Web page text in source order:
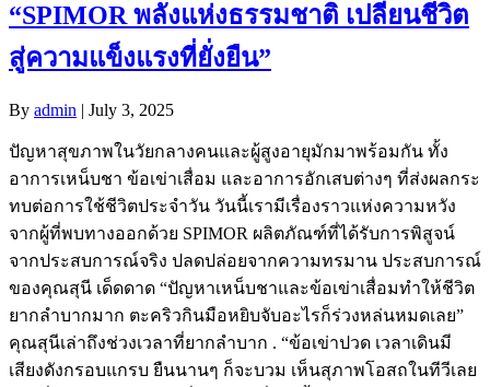
“SPIMOR พลังแห่งธรรมชาติ เปลี่ยนชีวิต
สู่ความแข็งแรงที่ยั่งยืน”
By admin | July 3, 2025
ปัญหาสุขภาพในวัยกลางคนและผู้สูงอายุมักมาพร้อมกัน ทั้ง
อาการเหน็บชา ข้อเข่าเสื่อม และอาการอักเสบต่างๆ ที่ส่งผลกระ
ทบต่อการใช้ชีวิตประจำวัน วันนี้เรามีเรื่องราวแห่งความหวัง
จากผู้ที่พบทางออกด้วย SPIMOR ผลิตภัณฑ์ที่ได้รับการพิสูจน์
จากประสบการณ์จริง ปลดปล่อยจากความทรมาน ประสบการณ์
ของคุณสุนี เด็ดดาด “ปัญหาเหน็บชาและข้อเข่าเสื่อมทำให้ชีวิต
ยากลำบากมาก ตะคริวกินมือหยิบจับอะไรก็ร่วงหล่นหมดเลย”
คุณสุนีเล่าถึงช่วงเวลาที่ยากลำบาก . “ข้อเข่าปวด เวลาเดินมี
เสียงดังกรอบแกรบ ยืนนานๆ ก็จะบวม เห็นสุภาพโอสถในทีวีเลย